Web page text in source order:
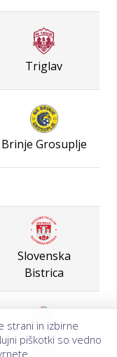
Triglav
Brinje Grosuplje
Slovenska
Bistrica
Fužinar
strani in izbirne
piškotki so vedno